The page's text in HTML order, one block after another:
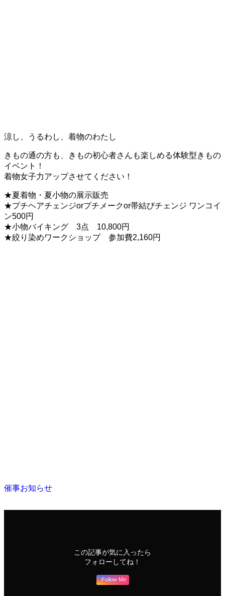
涼し、うるわし、着物のわたし
きもの通の方も、きもの初心者さんも楽しめる体験型きもの
イベント！
着物女子力アップさせてください！
★夏着物・夏小物の展示販売
★プチヘアチェンジorプチメークor帯結びチェンジ ワンコイ
ン500円
★小物バイキング 3点 10,800円
★絞り染めワークショップ 参加費2,160円
催事お知らせ
この記事が気に入ったら
フォローしてね！
Follow Me